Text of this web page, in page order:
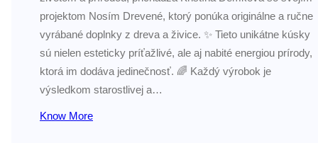
projektom Nosím Drevené, ktorý ponúka originálne a ručne
vyrábané doplnky z dreva a živice. ✨ Tieto unikátne kúsky
sú nielen esteticky príťažlivé, ale aj nabité energiou prírody,
ktorá im dodáva jedinečnosť. 🌈 Každý výrobok je
výsledkom starostlivej a…
Know More